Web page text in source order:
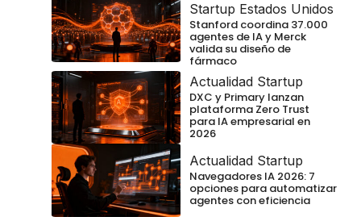
Startup Estados Unidos
Stanford coordina 37.000
agentes de IA y Merck
valida su diseño de
fármaco
Actualidad Startup
DXC y Primary lanzan
plataforma Zero Trust
para IA empresarial en
2026
Actualidad Startup
Navegadores IA 2026: 7
opciones para automatizar
agentes con eficiencia